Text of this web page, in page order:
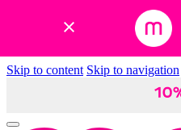
Skip to content Skip to navigation